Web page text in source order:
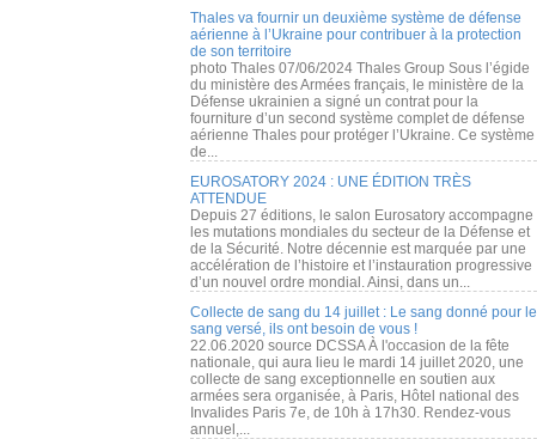
Thales va fournir un deuxième système de défense
aérienne à l’Ukraine pour contribuer à la protection
de son territoire
photo Thales 07/06/2024 Thales Group Sous l’égide
du ministère des Armées français, le ministère de la
Défense ukrainien a signé un contrat pour la
fourniture d’un second système complet de défense
aérienne Thales pour protéger l’Ukraine. Ce système
de...
EUROSATORY 2024 : UNE ÉDITION TRÈS
ATTENDUE
Depuis 27 éditions, le salon Eurosatory accompagne
les mutations mondiales du secteur de la Défense et
de la Sécurité. Notre décennie est marquée par une
accélération de l’histoire et l’instauration progressive
d’un nouvel ordre mondial. Ainsi, dans un...
Collecte de sang du 14 juillet : Le sang donné pour le
sang versé, ils ont besoin de vous !
22.06.2020 source DCSSA À l'occasion de la fête
nationale, qui aura lieu le mardi 14 juillet 2020, une
collecte de sang exceptionnelle en soutien aux
armées sera organisée, à Paris, Hôtel national des
Invalides Paris 7e, de 10h à 17h30. Rendez-vous
annuel,...